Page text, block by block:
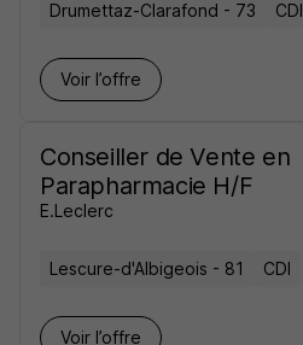
Drumettaz-Clarafond - 73 CDI
Voir l’offre
Conseiller de Vente en
Parapharmacie H/F
E.Leclerc
Lescure-d'Albigeois - 81 CDI
Voir l’offre